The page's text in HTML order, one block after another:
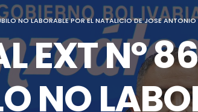
NO LABORABLE POR EL NATALICIO DE JOSE
EXT Nº
NO